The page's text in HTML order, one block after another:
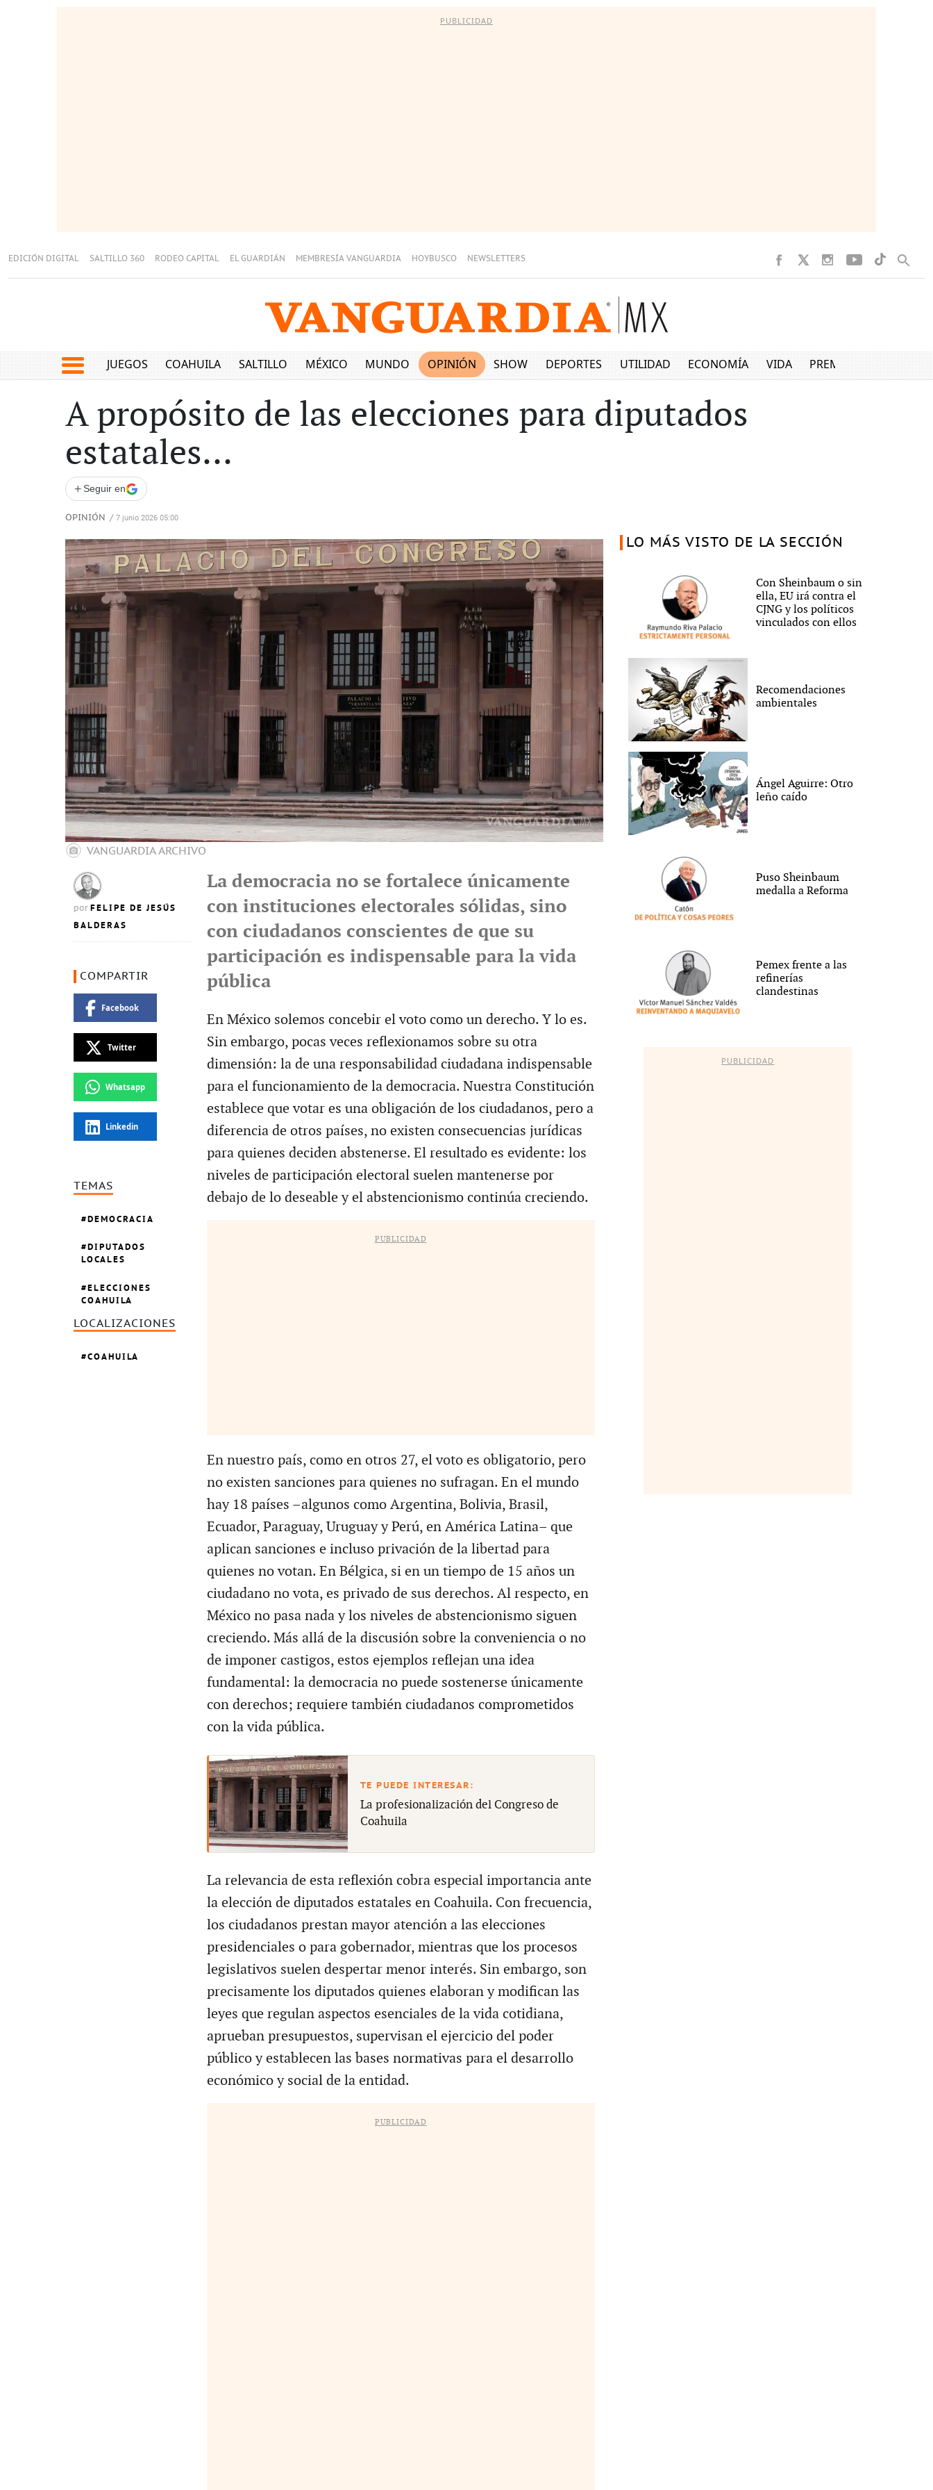
PUBLICIDAD
EDICIÓN DIGITAL SALTILLO 360 RODEO CAPITAL EL GUARDIÁN MEMBRESÍA VANGUARDIA HOYBUSCO NEWSLETTERS
JUEGOS COAHUILA SALTILLO MÉXICO MUNDO OPINIÓN SHOW DEPORTES UTILIDAD ECONOMÍA VIDA PREMIUM
A propósito de las elecciones para diputados
estatales...
+ Seguir en
OPINIÓN / 7 junio 2026 05:00
VANGUARDIA ARCHIVO
por FELIPE DE JESÚS
BALDERAS
COMPARTIR
Facebook
Twitter
Whatsapp
Linkedin
TEMAS
DEMOCRACIA
DIPUTADOS
LOCALES
ELECCIONES
COAHUILA
LOCALIZACIONES
COAHUILA
La democracia no se fortalece únicamente
con instituciones electorales sólidas, sino
con ciudadanos conscientes de que su
participación es indispensable para la vida
pública
En México solemos concebir el voto como un derecho. Y lo es.
Sin embargo, pocas veces reflexionamos sobre su otra
dimensión: la de una responsabilidad ciudadana indispensable
para el funcionamiento de la democracia. Nuestra Constitución
establece que votar es una obligación de los ciudadanos, pero a
diferencia de otros países, no existen consecuencias jurídicas
para quienes deciden abstenerse. El resultado es evidente: los
niveles de participación electoral suelen mantenerse por
debajo de lo deseable y el abstencionismo continúa creciendo.
PUBLICIDAD
En nuestro país, como en otros 27, el voto es obligatorio, pero
no existen sanciones para quienes no sufragan. En el mundo
hay 18 países –algunos como Argentina, Bolivia, Brasil,
Ecuador, Paraguay, Uruguay y Perú, en América Latina– que
aplican sanciones e incluso privación de la libertad para
quienes no votan. En Bélgica, si en un tiempo de 15 años un
ciudadano no vota, es privado de sus derechos. Al respecto, en
México no pasa nada y los niveles de abstencionismo siguen
creciendo. Más allá de la discusión sobre la conveniencia o no
de imponer castigos, estos ejemplos reflejan una idea
fundamental: la democracia no puede sostenerse únicamente
con derechos; requiere también ciudadanos comprometidos
con la vida pública.
La profesionalización del Congreso de
Coahuila
La relevancia de esta reflexión cobra especial importancia ante
la elección de diputados estatales en Coahuila. Con frecuencia,
los ciudadanos prestan mayor atención a las elecciones
presidenciales o para gobernador, mientras que los procesos
legislativos suelen despertar menor interés. Sin embargo, son
precisamente los diputados quienes elaboran y modifican las
leyes que regulan aspectos esenciales de la vida cotidiana,
aprueban presupuestos, supervisan el ejercicio del poder
público y establecen las bases normativas para el desarrollo
económico y social de la entidad.
PUBLICIDAD
LO MÁS VISTO DE LA SECCIÓN
Con Sheinbaum o sin
ella, EU irá contra el
CJNG y los políticos
vinculados con ellos
Recomendaciones
ambientales
Ángel Aguirre: Otro
leño caído
Puso Sheinbaum
medalla a Reforma
Pemex frente a las
refinerías
clandestinas
PUBLICIDAD